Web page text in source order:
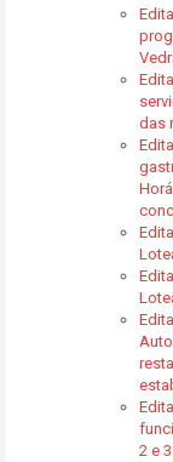
das
2 e